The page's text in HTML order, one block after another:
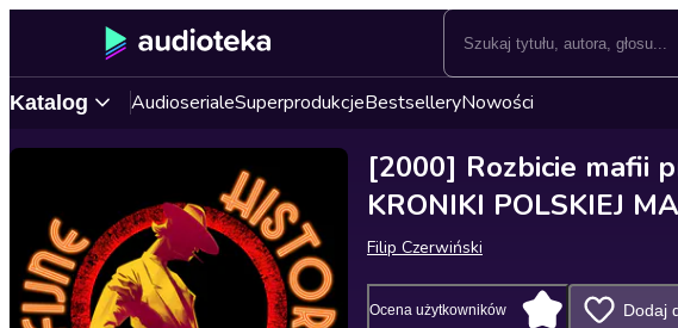
Katalog AudioserialeSuperprodukcjeBestselleryNowości
[2000] Rozbicie mafii
KRONIKI POLSKIEJ
Filip Czerwiński
Ocena użytkowników Dodaj